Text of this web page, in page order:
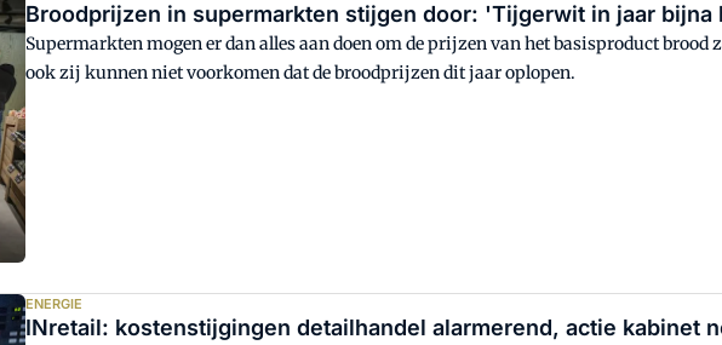
Broodprijzen in supermarkten stijgen door: 'Tijgerwit in jaar bijna
Supermarkten mogen er dan alles aan doen om de prijzen van het basisproduct brood
ook zij kunnen niet voorkomen dat de broodprijzen dit jaar oplopen.
ENERGIE
INretail: kostenstijgingen detailhandel alarmerend, actie kabinet